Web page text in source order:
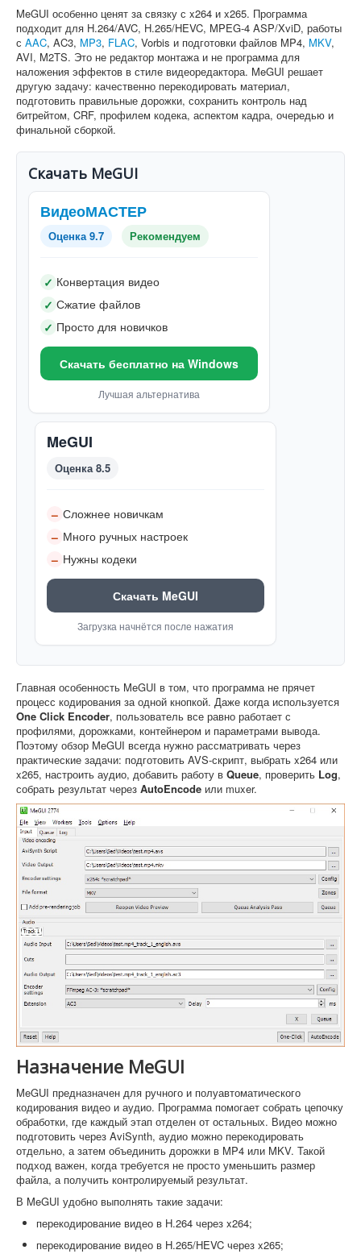
MeGUI особенно ценят за связку с x264 и x265. Программа
подходит для H.264/AVC, H.265/HEVC, MPEG-4 ASP/XviD, работы
с AAC, AC3, MP3, FLAC, Vorbis и подготовки файлов MP4, MKV,
AVI, M2TS. Это не редактор монтажа и не программа для
наложения эффектов в стиле видеоредактора. MeGUI решает
другую задачу: качественно перекодировать материал,
подготовить правильные дорожки, сохранить контроль над
битрейтом, CRF, профилем кодека, аспектом кадра, очередью и
финальной сборкой.
Скачать MeGUI
ВидеоМАСТЕР
Оценка 9.7 Рекомендуем
✓ Конвертация видео
✓ Сжатие файлов
✓ Просто для новичков
Скачать бесплатно на Windows
Лучшая альтернатива
MeGUI
Оценка 8.5
– Сложнее новичкам
– Много ручных настроек
– Нужны кодеки
Скачать MeGUI
Загрузка начнётся после нажатия
Главная особенность MeGUI в том, что программа не прячет
процесс кодирования за одной кнопкой. Даже когда используется
One Click Encoder, пользователь все равно работает с
профилями, дорожками, контейнером и параметрами вывода.
Поэтому обзор MeGUI всегда нужно рассматривать через
практические задачи: подготовить AVS-скрипт, выбрать x264 или
x265, настроить аудио, добавить работу в Queue, проверить Log,
собрать результат через AutoEncode или muxer.
Назначение MeGUI
MeGUI предназначен для ручного и полуавтоматического
кодирования видео и аудио. Программа помогает собрать цепочку
обработки, где каждый этап отделен от остальных. Видео можно
подготовить через AviSynth, аудио можно перекодировать
отдельно, а затем объединить дорожки в MP4 или MKV. Такой
подход важен, когда требуется не просто уменьшить размер
файла, а получить контролируемый результат.
В MeGUI удобно выполнять такие задачи:
перекодирование видео в H.264 через x264;
перекодирование видео в H.265/HEVC через x265;